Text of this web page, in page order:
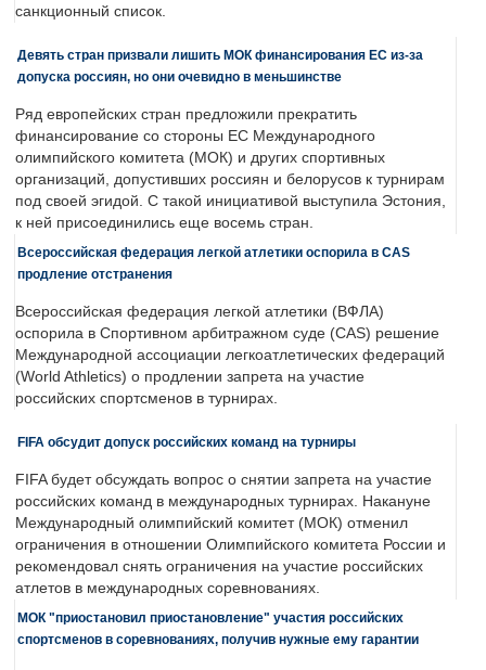
санкционный список.
Девять стран призвали лишить МОК финансирования ЕС из-за
допуска россиян, но они очевидно в меньшинстве
Ряд европейских стран предложили прекратить
финансирование со стороны ЕС Международного
олимпийского комитета (МОК) и других спортивных
организаций, допустивших россиян и белорусов к турнирам
под своей эгидой. С такой инициативой выступила Эстония,
к ней присоединились еще восемь стран.
Всероссийская федерация легкой атлетики оспорила в CAS
продление отстранения
Всероссийская федерация легкой атлетики (ВФЛА)
оспорила в Спортивном арбитражном суде (CAS) решение
Международной ассоциации легкоатлетических федераций
(World Athletics) о продлении запрета на участие
российских спортсменов в турнирах.
FIFA обсудит допуск российских команд на турниры
FIFA будет обсуждать вопрос о снятии запрета на участие
российских команд в международных турнирах. Накануне
Международный олимпийский комитет (МОК) отменил
ограничения в отношении Олимпийского комитета России и
рекомендовал снять ограничения на участие российских
атлетов в международных соревнованиях.
МОК "приостановил приостановление" участия российских
спортсменов в соревнованиях, получив нужные ему гарантии